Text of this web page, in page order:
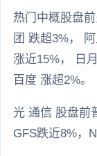
热门中概股盘
团 跌超3%，
涨近15%， 日
百度 涨超2%。
光 通信 股盘前
GFS跌近8%，